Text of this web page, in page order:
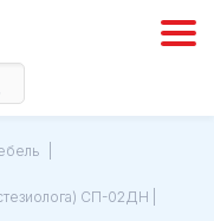
СП-02ДН |